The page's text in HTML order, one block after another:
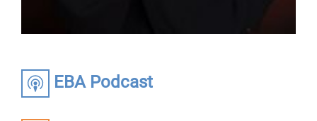
EBA Podcast